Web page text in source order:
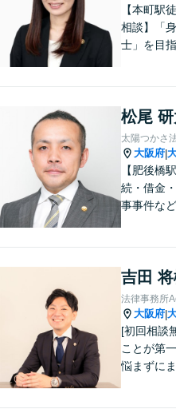
【本町駅
相談】「
士」を目
ごとがあ
にご相談
松尾
太陽つかさ
大阪府|
【肥後橋
続・借金
事事件な
す。フッ
迅速な解
す。
吉田
法律事務所
大阪府|
[初回相談
ことが第
悩まずに